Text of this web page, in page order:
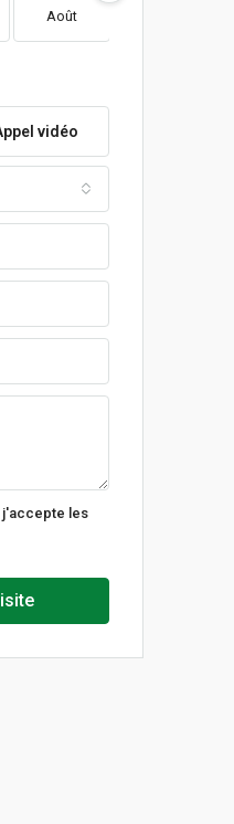
Août
vidéo
j'accepte les